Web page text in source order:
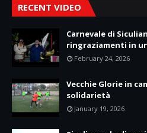
RECENT VIDEO
Carnevale di
ringraziamenti in
February 24, 2026
Vecchie Glorie in
solidarietà
January 19, 2026